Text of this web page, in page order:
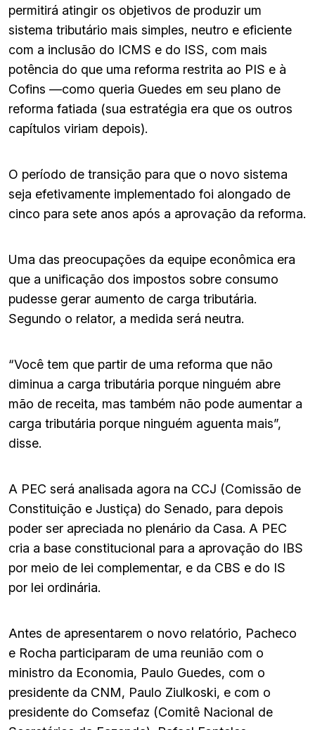
permitirá atingir os objetivos de produzir um
sistema tributário mais simples, neutro e eficiente
com a inclusão do ICMS e do ISS, com mais
potência do que uma reforma restrita ao PIS e à
Cofins —como queria Guedes em seu plano de
reforma fatiada (sua estratégia era que os outros
capítulos viriam depois).
O período de transição para que o novo sistema
seja efetivamente implementado foi alongado de
cinco para sete anos após a aprovação da reforma.
Uma das preocupações da equipe econômica era
que a unificação dos impostos sobre consumo
pudesse gerar aumento de carga tributária.
Segundo o relator, a medida será neutra.
“Você tem que partir de uma reforma que não
diminua a carga tributária porque ninguém abre
mão de receita, mas também não pode aumentar a
carga tributária porque ninguém aguenta mais”,
disse.
A PEC será analisada agora na CCJ (Comissão de
Constituição e Justiça) do Senado, para depois
poder ser apreciada no plenário da Casa. A PEC
cria a base constitucional para a aprovação do IBS
por meio de lei complementar, e da CBS e do IS
por lei ordinária.
Antes de apresentarem o novo relatório, Pacheco
e Rocha participaram de uma reunião com o
ministro da Economia, Paulo Guedes, com o
presidente da CNM, Paulo Ziulkoski, e com o
presidente do Comsefaz (Comitê Nacional de